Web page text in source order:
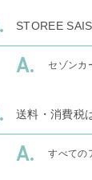
STOREE
セゾンカ
送料・消費税
すべての